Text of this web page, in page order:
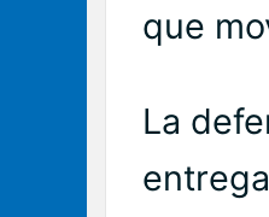
que
La